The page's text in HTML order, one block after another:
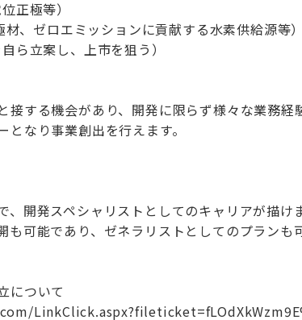
正極等）
、ゼロエミッションに貢献する水素供給源等
ら立案し、上市を狙う）
接する機会があり、開発に限らず様々な業務経
となり事業創出を行えます。
、開発スペシャリストとしてのキャリアが描け
も可能であり、ゼネラリストとしてのプランも
について